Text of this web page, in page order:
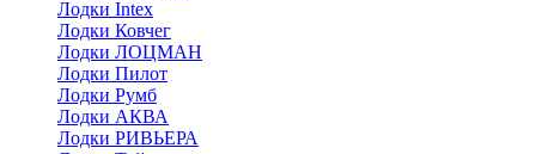
Лодки Intex
Лодки Ковчег
Лодки ЛОЦМАН
Лодки Пилот
Лодки Румб
Лодки АКВА
Лодки РИВЬЕРА